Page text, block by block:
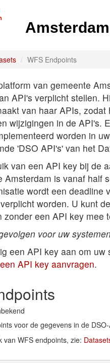
WFS Endpoints
van gemeente
API's verplicht stellen.
van haar APIs,
wijzigingen in de API's.
worden in
'DSO API's' van het
van een API key bij de
Amsterdam is vanaf half
wordt een deadline
worden. U kunt
zonder een API key mee
voor uw
een API key aan om
API key aanvragen.
voor de gegevens in de
van WFS endpoints, zie: